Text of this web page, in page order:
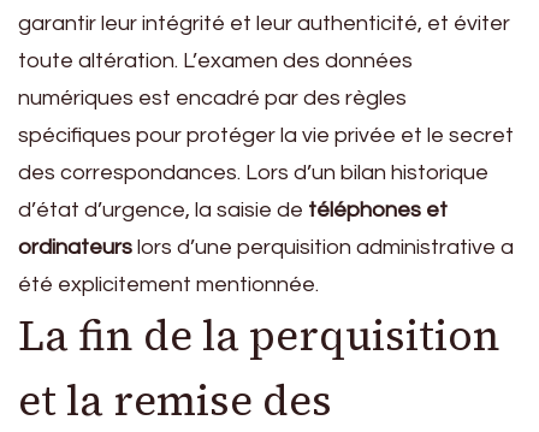
garantir leur intégrité et leur authenticité, et éviter
toute altération. L’examen des données
numériques est encadré par des règles
spécifiques pour protéger la vie privée et le secret
des correspondances. Lors d’un bilan historique
d’état d’urgence, la saisie de téléphones et
ordinateurs lors d’une perquisition administrative a
été explicitement mentionnée.
La fin de la perquisition
et la remise des